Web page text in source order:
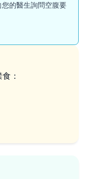
的醫生詢問空腹要
：